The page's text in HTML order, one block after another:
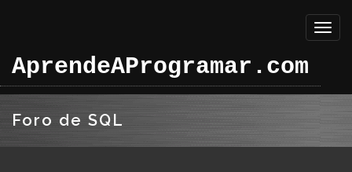
AprendeAProgramar.com
Foro de SQL